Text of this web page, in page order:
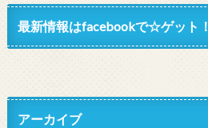
最新情報はfacebookで☆ゲット！
アーカイブ